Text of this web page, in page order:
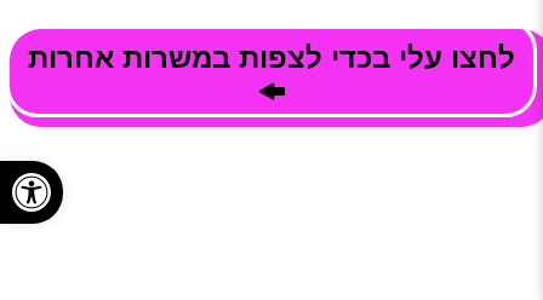
לחצו עלי בכדי לצפות במשרות אחרות